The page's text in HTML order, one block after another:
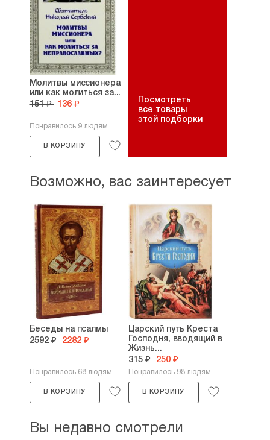
Молитвы миссионера
или как молиться за...
151 ₽ 136 ₽
Понравилось 9 людям
В КОРЗИНУ
Посмотреть
все товары
этой подборки
Возможно, вас заинтересует
Беседы на псалмы
2592 ₽ 2282 ₽
Понравилось 68 людям
В КОРЗИНУ
Царский путь Креста
Господня, вводящий в
Жизнь...
315 ₽ 250 ₽
Понравилось 98 людям
В КОРЗИНУ
Вы недавно смотрели